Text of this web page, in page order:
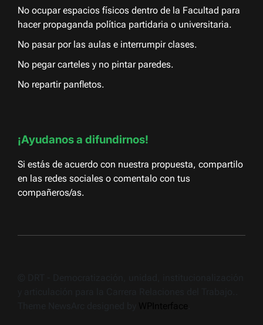
No ocupar espacios físicos dentro de la Facultad para
hacer propaganda política partidaria o universitaria.
No pasar por las aulas e interrumpir clases.
No pegar carteles y no pintar paredes.
No repartir panfletos.
¡Ayudanos a difundirnos!
Si estás de acuerdo con nuestra propuesta, compartilo
en las redes sociales o comentalo con tus
compañeros/as.